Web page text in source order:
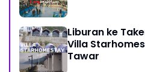
Liburan ke
Villa
Tawar